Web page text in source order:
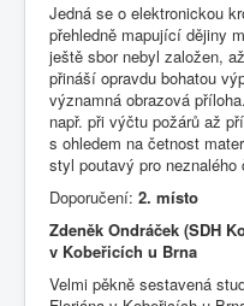
Jedná se o elektronickou
přehledně mapující dějiny
ještě sbor nebyl založen,
přináší opravdu bohatou
významná obrazová
např. při výčtu požárů až
s ohledem na četnost
styl poutavý pro neznalého
Doporučení: 2. místo
Zdeněk Ondráček (SDH
v Kobeřicích u Brna
Velmi pěkně sestavená